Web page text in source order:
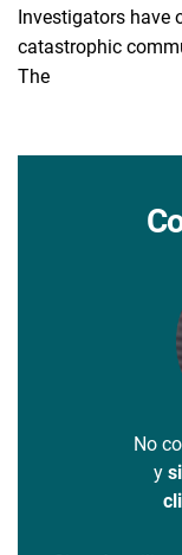
Investigators have
catastrophic
The
No
y